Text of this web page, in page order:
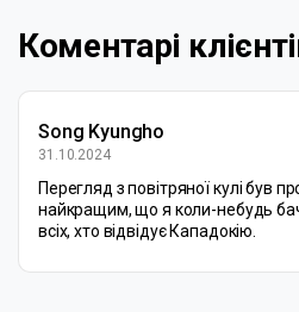
Коментарі
Song Kyungho
31.10.2024
Перегляд з повітряної кулі був
найкращим, що я коли-небудь
всіх, хто відвідує Кападокію.